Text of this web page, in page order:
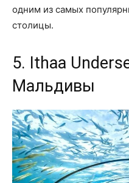
одним из самых
столицы.
5. Ithaa
Мальдивы